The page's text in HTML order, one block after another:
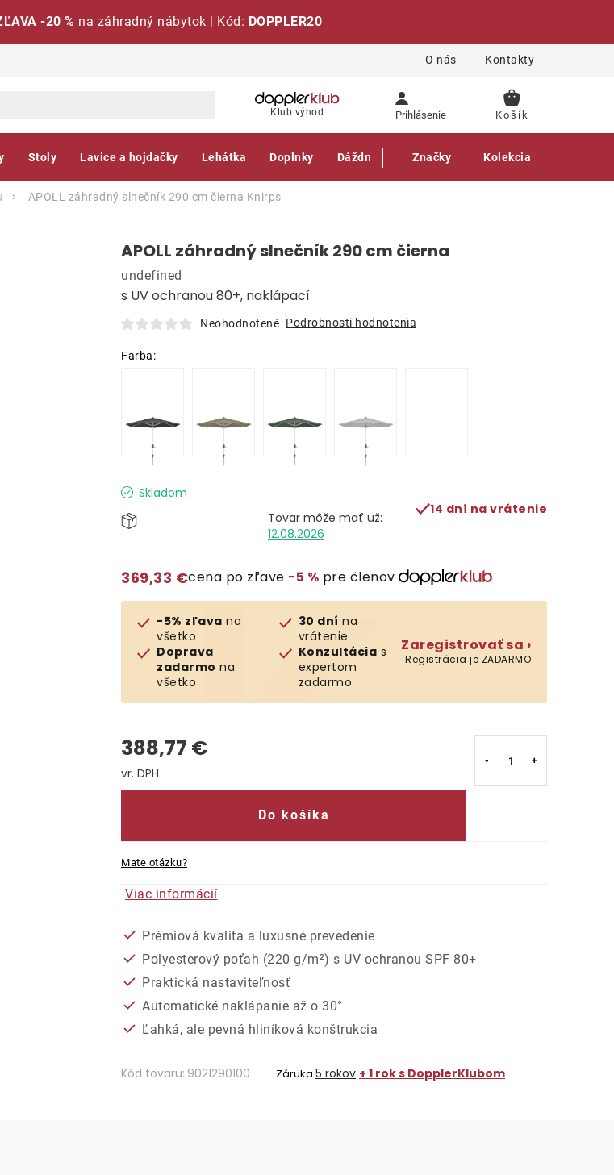
-20 % na záhradný nábytok | Kód: DOPPLER20
O nás Kontakty
Klub výhod Prihlásenie
NÁKUPNÝ
Stoly Lavice a hojdačky Lehátka Doplnky Dáždniky Gastro produkty
Značky Kolekcia
APOLL záhradný slnečník 290 cm čierna Knirps
APOLL záhradný slnečník 290 cm čierna
s UV ochranou 80+, naklápací
undefined
Neohodnotené Podrobnosti hodnotenia
Skladom
12.08.2026
14 dní na vrátenie
369,33 €cena po zľave −5 % pre členov
-5% zľava na
všetko
Doprava
zadarmo na
všetko
30 dní na
vrátenie
Konzultácia s
expertom
zadarmo
Zaregistrovať sa ›
Registrácia je ZADARMO
388,77 €
Jednotková cena:
Do košíka
Mate otázku?
Viac informácií
Prémiová kvalita a luxusné prevedenie
Polyesterový poťah (220 g/m²) s UV ochranou SPF 80+
Praktická nastaviteľnosť
Automatické naklápanie až o 30°
Ľahká, ale pevná hliníková konštrukcia
Kód tovaru: 9021290100 Záruka 5 rokov + 1 rok s DopplerKlubom